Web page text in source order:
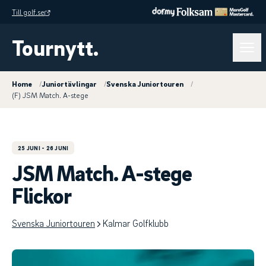
Till golf.se
Tournytt.
Home /Juniortävlingar /Svenska Juniortouren
/
(F) JSM Match. A-stege
25 JUNI - 26 JUNI
JSM Match. A-stege
Flickor
Svenska Juniortouren Kalmar Golfklubb